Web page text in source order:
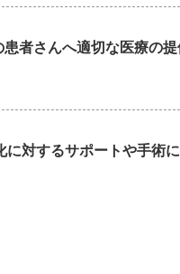
患者さんへ適切な医療の
対するサポートや手術